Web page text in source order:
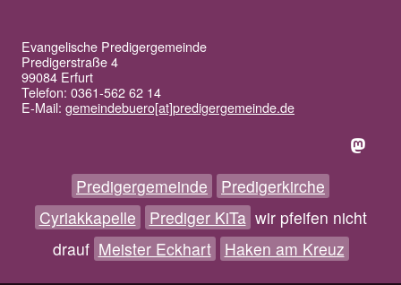
Evangelische Predigergemeinde
Predigerstraße 4
99084 Erfurt
Telefon: 0361-562 62 14
E-Mail: gemeindebuero[at]predigergemeinde.de
Predigergemeinde
Predigerkirche
Cyriakkapelle
Prediger KiTa wir pfeifen nicht
drauf Meister Eckhart Haken am Kreuz